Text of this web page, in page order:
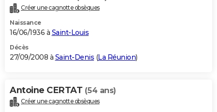
Créer une cagnotte obsèques
Naissance
16/06/1936 à Saint-Louis
Décès
27/09/2008 à Saint-Denis (La Réunion)
Antoine CERTAT (54 ans)
Créer une cagnotte obsèques